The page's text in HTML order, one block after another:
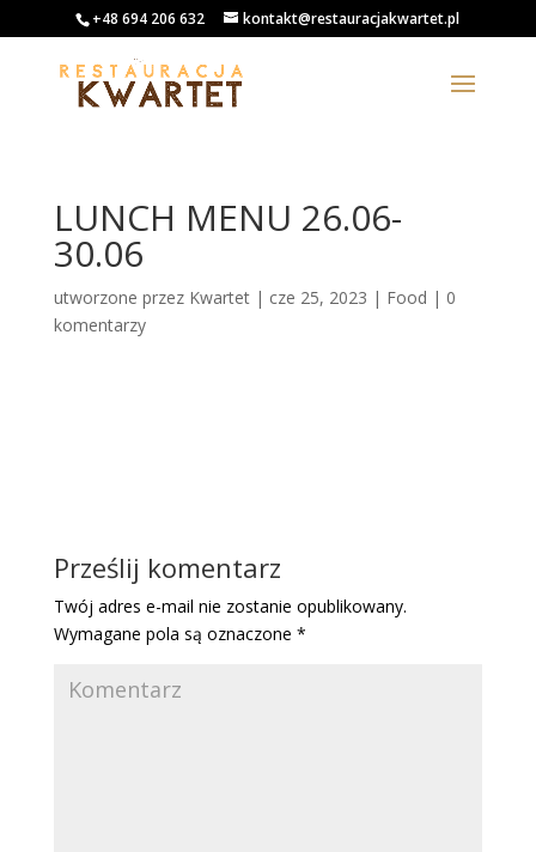
+48 694 206 632 kontakt@restauracjakwartet.pl
LUNCH MENU 26.06-
30.06
utworzone przez Kwartet| cze 25, 2023 | Food | 0
komentarzy
Prześlij komentarz
Twój adres e-mail nie zostanie opublikowany.
Wymagane pola są oznaczone *